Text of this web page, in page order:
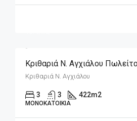
Κριθαριά Ν. Αγχιάλου
3 3 422m2
ΜΟΝΟΚΑΤΟΙΚΊΑ